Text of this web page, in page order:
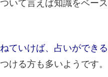
いて言えば知識をベー
ていけば、占いができ
ける方も多いようです。